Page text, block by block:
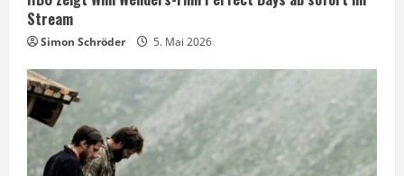
Stream
Simon Schröder 5. Mai 2026